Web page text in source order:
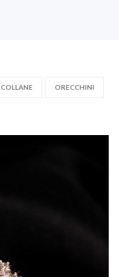
COLLANE ORECCHINI